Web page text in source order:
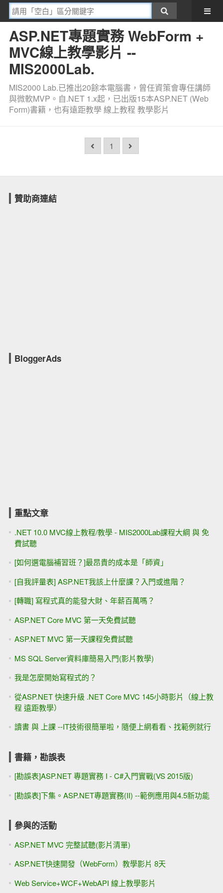
ASP.NET專題實務 WebForm +
MVC線上教學影片 --
MIS2000Lab.
MIS2000 Lab.已推出20餘本電腦書，曾任資策會專任講師
與微軟MVP。自.NET 1.x起，已出版15本ASP.NET (Web
Form)書籍，也有遠距教學 線上教程 教學影片
1
贊助商連結
BloggerAds
重點文章
.NET 10.0 MVC線上教程/教學 - MIS2000Lab課程大綱 與 免
費試聽
[如何選電腦補習班？]最昂貴的成本是「師資」
[自我評量表] ASP.NET我該上什麼課？入門或進階？
[轉職] 寫程式真的能發大財、年薪百萬嗎？
ASP.NET Core MVC 第一天免費試聽
ASP.NET MVC 第一天課程免費試聽
MS SQL Server資料庫簡易入門(影片教學)
我是怎麼開始寫程式的？
從ASP.NET 快速升級 .NET Core MVC 145小時影片（線上教
程 遠距教學）
讀書 與 上課 --IT技術很簡單啦，隨便上網看看、找範例就行
書籍，勘誤表
[勘誤表]ASP.NET 專題實務 I - C#入門實戰(VS 2015版)
[勘誤表]下集。ASP.NET專題實務(II) --範例應用與4.5新功能
參與的活動
ASP.NET MVC 完整試聽(影片清單)
ASP.NET快速開發（WebForm）教學影片 8天
Web Service+WCF+WebAPI 線上教學影片